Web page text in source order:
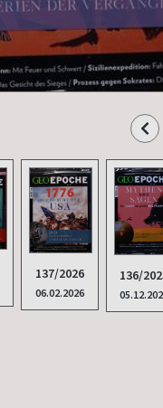
137/2026
06.02.2026
136/